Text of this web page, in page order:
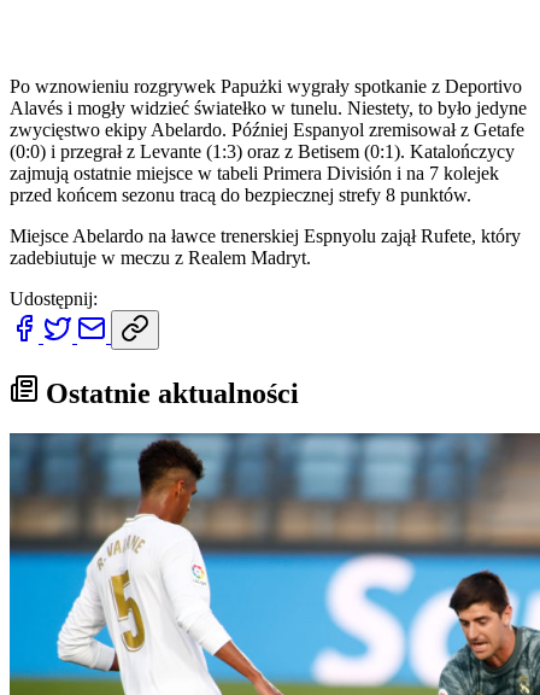
Po wznowieniu rozgrywek Papużki wygrały spotkanie z Deportivo
Alavés i mogły widzieć światełko w tunelu. Niestety, to było jedyne
zwycięstwo ekipy Abelardo. Później Espanyol zremisował z Getafe
(0:0) i przegrał z Levante (1:3) oraz z Betisem (0:1). Katalończycy
zajmują ostatnie miejsce w tabeli Primera División i na 7 kolejek
przed końcem sezonu tracą do bezpiecznej strefy 8 punktów.
Miejsce Abelardo na ławce trenerskiej Espnyolu zajął Rufete, który
zadebiutuje w meczu z Realem Madryt.
Udostępnij:
Ostatnie aktualności